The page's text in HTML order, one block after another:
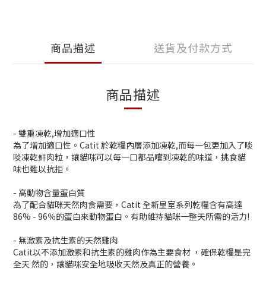
商品描述 送貨及付款方式
商品描述
- 雙重凍乾,增加適口性
為了增加適口性。Catit 於乾糧內層添加凍乾,而每一包更加入了啖
啖凍乾鲜肉粒，讓貓咪可以每一口都品嚐到凍乾的味道，挑食貓
味也難以抗拒。
- 高動物含量蛋白質
為了配合貓咪天然肉食需要，Catit 全新皇室系列乾糧含有高達
86% - 96％的蛋白來動物蛋白。有助維持貓咪一整天所需的活力!
- 無激素及抗生素的天然雞肉
Catit以不添加激素和抗生素的雞肉作為主要食材 ，確保乾糧是完
全天 然的，讓貓咪安全地吸收天然及真正的營養。